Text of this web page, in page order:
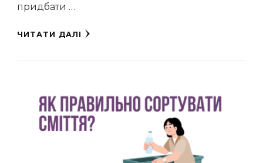
придбати …
ЧИТАТИ ДАЛІ